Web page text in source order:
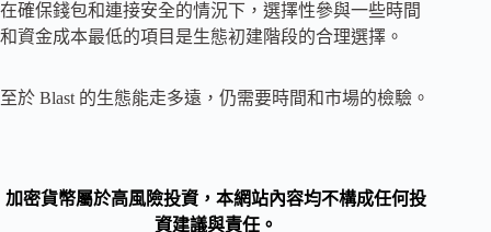
在確保錢包和連接安全的情況下，選擇性參與一些時間
和資金成本最低的項目是生態初建階段的合理選擇。
至於 Blast 的生態能走多遠，仍需要時間和市場的檢驗。
加密貨幣屬於高風險投資，本網站內容均不構成任何投
資建議與責任。